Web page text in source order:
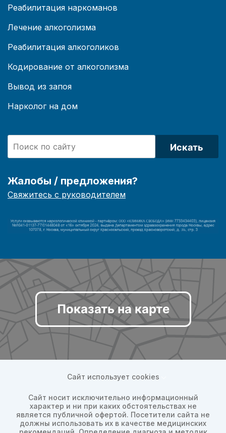
Реабилитация наркоманов
Лечение алкоголизма
Реабилитация алкоголиков
Кодирование от алкоголизма
Вывод из запоя
Нарколог на дом
Искать
Жалобы / предложения?
Свяжитесь с руководителем
Показать на карте
Сайт использует cookies
Сайт носит исключительно информационный
характер и ни при каких обстоятельствах не
является публичной офертой. Посетители сайта не
должны использовать их в качестве медицинских